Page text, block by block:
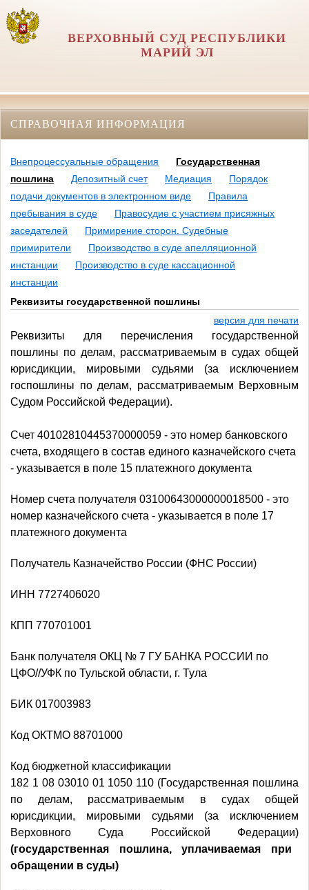
ВЕРХОВНЫЙ СУД РЕСПУБЛИКИ
МАРИЙ ЭЛ
СПРАВОЧНАЯ ИНФОРМАЦИЯ
Внепроцессуальные обращения
Государственная
пошлина
Депозитный счет Медиация
Порядок
подачи документов в электронном виде
Правила
пребывания в суде
Правосудие с участием присяжных
заседателей
Примирение сторон. Судебные
примирители
Производство в суде апелляционной
инстанции
Производство в суде кассационной
инстанции
Реквизиты государственной пошлины
версия для печати
Реквизиты для перечисления государственной
пошлины по делам, рассматриваемым в судах общей
юрисдикции, мировыми судьями (за исключением
госпошлины по делам, рассматриваемым Верховным
Судом Российской Федерации).
Счет 40102810445370000059 - это номер банковского
счета, входящего в состав единого казначейского счета
- указывается в поле 15 платежного документа
Номер счета получателя 03100643000000018500 - это
номер казначейского счета - указывается в поле 17
платежного документа
Получатель Казначейство России (ФНС России)
ИНН 7727406020
КПП 770701001
Банк получателя ОКЦ № 7 ГУ БАНКА РОССИИ по
ЦФО//УФК по Тульской области, г. Тула
БИК 017003983
Код ОКТМО 88701000
Код бюджетной классификации
182 1 08 03010 01 1050 110 (Государственная пошлина
по делам, рассматриваемым в судах общей
юрисдикции, мировыми судьями (за исключением
Верховного Суда Российской Федерации)
(государственная пошлина, уплачиваемая при
обращении в суды)